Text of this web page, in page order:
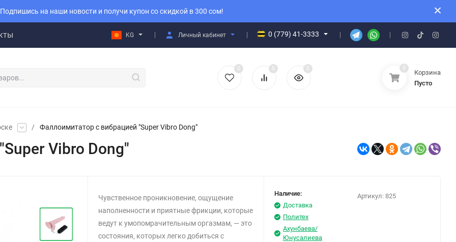
Подпишись на наши новости и получи купон со скидкой в 300 сом!
KG Личный кабинет 0 (779) 41-3333
0 0 0 0
Корзина
Пусто
/ Фаллоимитатор с вибрацией "Super Vibro Dong"
Vibro Dong"
Чувственное проникновение, ощущение
наполненности и приятные фрикции, которые
ведут к умопомрачительным оргазмам, — это
состояния, которых легко добиться с
Наличие:
Доставка
Политех
Ахунбаева/
Юнусалиева
Артикул: 825